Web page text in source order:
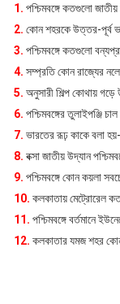
1. পশ্চিমবঙ্গে কতগুলো
2. কোন শহরকে উত্তর-পূর্ব
3. পশ্চিমবঙ্গে কতগুলো
4. সম্প্রতি কোন রাজ্যের
5. অনুসারী শিল্প কোথায় গড়ে
6. পশ্চিমবঙ্গের তুলাইপঞ্জি
7. ভারতের রূঢ় কাকে বলা হয়-
8. বক্সা জাতীয় উদ্যান
9. পশ্চিমবঙ্গে কোন কয়লা
10. কলকাতায় মেট্রোরেল
11. পশ্চিমবঙ্গে বর্তমানে
12. কলকাতার যমজ শহর